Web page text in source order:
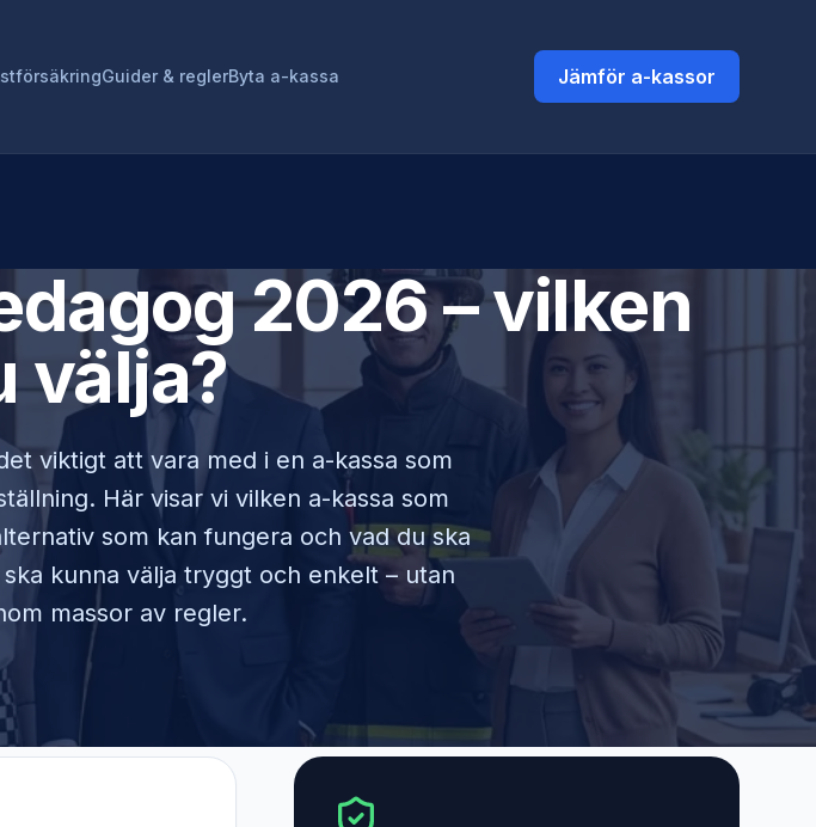
Guider & reglerByta a-kassa Jämför a-kassor
2026 – vilken
välja?
viktigt att vara med i en a-kassa som
Här visar vi vilken a-kassa som
som kan fungera och vad du ska
kunna välja tryggt och enkelt – utan
massor av regler.